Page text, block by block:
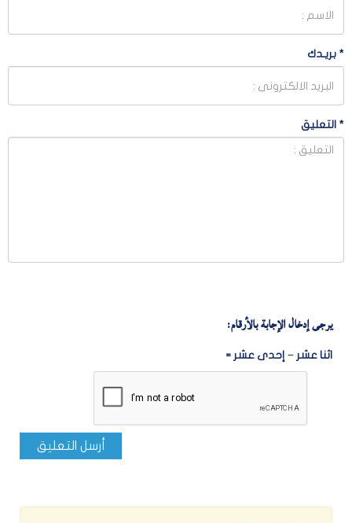
* بريـدك
* التعليق
يرجى إدخال الإجابة بالأرقام:
اثنا عشر − إحدى عشر =
أرسل التعليق